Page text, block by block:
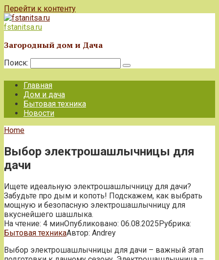
Перейти к контенту
fstanitsa.ru
Загородный дом и Дача
Поиск:
Главная
Дом и дача
Бытовая техника
Новости
Home
Выбор электрошашлычницы для
дачи
Ищете идеальную электрошашлычницу для дачи?
Забудьте про дым и копоть! Подскажем, как выбрать
мощную и безопасную электрошашлычницу для
вкуснейшего шашлыка.
На чтение: 4 минОпубликовано: 06.08.2025Рубрика:
Бытовая техникаАвтор: Andrey
Выбор электрошашлычницы для дачи – важный этап